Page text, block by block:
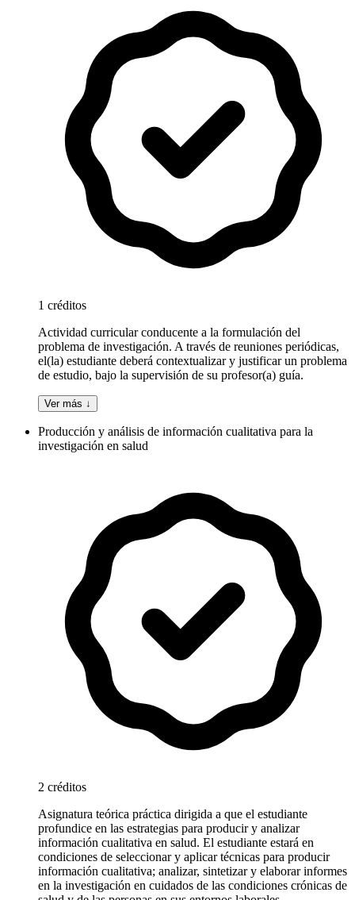
1 créditos
Actividad curricular conducente a la formulación del
problema de investigación. A través de reuniones periódicas,
el(la) estudiante deberá contextualizar y justificar un problema
de estudio, bajo la supervisión de su profesor(a) guía.
Ver más ↓
Producción y análisis de información cualitativa para la
investigación en salud
2 créditos
Asignatura teórica práctica dirigida a que el estudiante
profundice en las estrategias para producir y analizar
información cualitativa en salud. El estudiante estará en
condiciones de seleccionar y aplicar técnicas para producir
información cualitativa; analizar, sintetizar y elaborar informes
en la investigación en cuidados de las condiciones crónicas de